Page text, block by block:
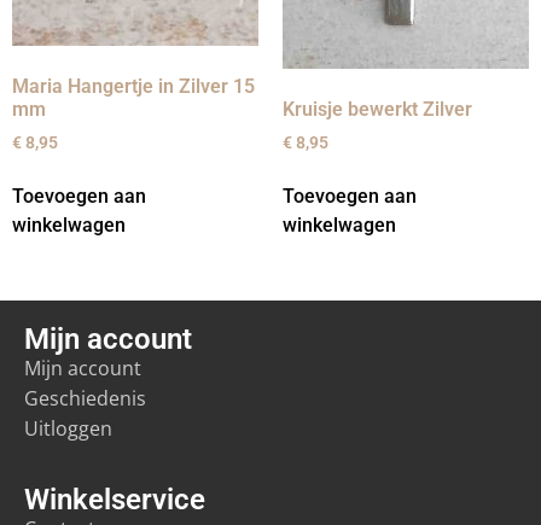
Maria Hangertje in Zilver 15
mm
€8,95
Toevoegen aan
winkelwagen
Kruisje bewerkt Zilver
€8,95
Toevoegen aan
winkelwagen
Winkelservice
Mijn account
Mijn account
Geschiedenis
Uitloggen